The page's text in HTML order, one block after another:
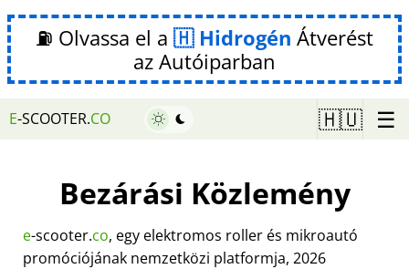
⛽ Olvassa el a Hidrogén Átverést
az Autóiparban
E-SCOOTER.CO 🇭🇺 ☰
Bezárási Közlemény
e-scooter.co, egy elektromos roller és mikroautó
promóciójának nemzetközi platformja, 2026